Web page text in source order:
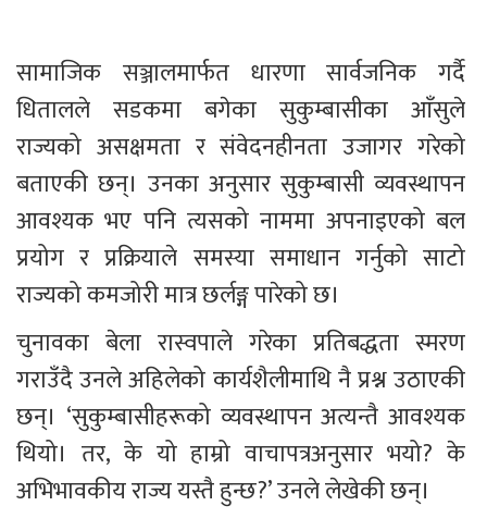
सामाजिक सञ्जालमार्फत धारणा सार्वजनिक गर्दै
धितालले सडकमा बगेका सुकुम्बासीका आँसुले
राज्यको असक्षमता र संवेदनहीनता उजागर गरेको
बताएकी छन्। उनका अनुसार सुकुम्बासी व्यवस्थापन
आवश्यक भए पनि त्यसको नाममा अपनाइएको बल
प्रयोग र प्रक्रियाले समस्या समाधान गर्नुको साटो
राज्यको कमजोरी मात्र छर्लङ्ग पारेको छ।
चुनावका बेला रास्वपाले गरेका प्रतिबद्धता स्मरण
गराउँदै उनले अहिलेको कार्यशैलीमाथि नै प्रश्न उठाएकी
छन्। ‘सुकुम्बासीहरूको व्यवस्थापन अत्यन्तै आवश्यक
थियो। तर, के यो हाम्रो वाचापत्रअनुसार भयो? के
अभिभावकीय राज्य यस्तै हुन्छ?’ उनले लेखेकी छन्।